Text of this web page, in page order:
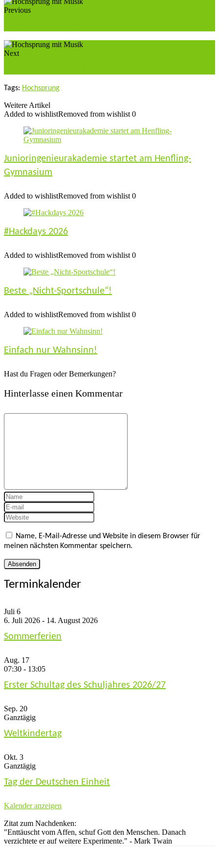
Previous
Next
Tags: Hochsprung
Weitere Artikel
Added to wishlistRemoved from wishlist 0
Junioringenieurakademie startet am Henfling-
Gymnasium
Added to wishlistRemoved from wishlist 0
#Hackdays 2026
Added to wishlistRemoved from wishlist 0
Beste „Nicht-Sportschule“!
Added to wishlistRemoved from wishlist 0
Einfach nur Wahnsinn!
Hast du Fragen oder Bemerkungen?
Hinterlasse einen Kommentar
Name, E-Mail-Adresse und Website in diesem Browser für
meinen nächsten Kommentar speichern.
Terminkalender
Juli 6
6. Juli 2026 - 14. August 2026
Sommerferien
Aug. 17
07:30 - 13:05
Erster Schultag des Schuljahres 2026/27
Sep. 20
Ganztägig
Weltkindertag
Okt. 3
Ganztägig
Tag der Deutschen Einheit
Kalender anzeigen
Zitat zum Nachdenken:
"Enttäuscht vom Affen, schuf Gott den Menschen. Danach
verzichtete er auf weitere Experimente." - Mark Twain